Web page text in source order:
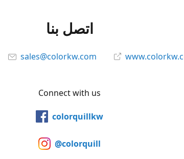
اتصل بنا
sales@colorkw.com
Connect with us
colorquillkw
@colorquill